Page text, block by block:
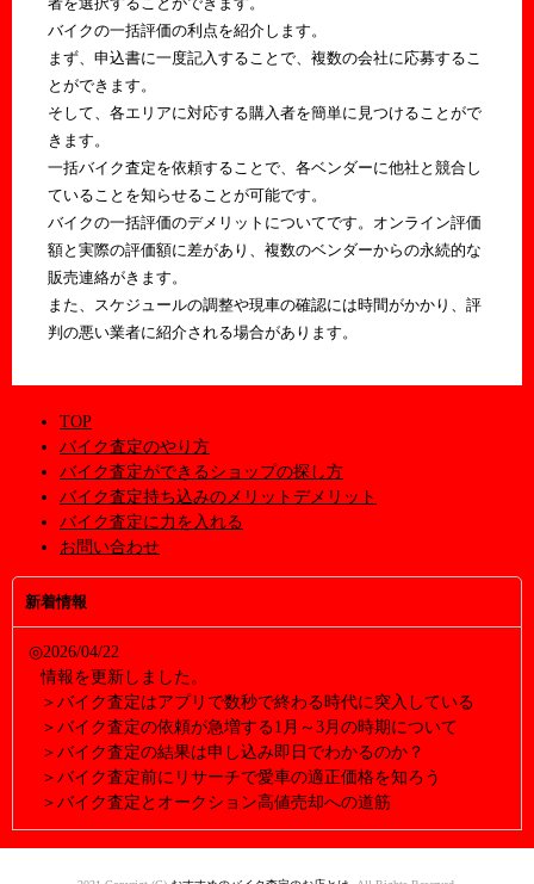
バイクの一括評価の利点を紹介します。
まず、申込書に一度記入することで、複数の会社に応募するこ
とができます。
そして、各エリアに対応する購入者を簡単に見つけることがで
きます。
一括バイク査定を依頼することで、各ベンダーに他社と競合し
ていることを知らせることが可能です。
バイクの一括評価のデメリットについてです。オンライン評価
額と実際の評価額に差があり、複数のベンダーからの永続的な
販売連絡がきます。
また、スケジュールの調整や現車の確認には時間がかかり、評
判の悪い業者に紹介される場合があります。
TOP
バイク査定のやり方
バイク査定ができるショップの探し方
バイク査定持ち込みのメリットデメリット
バイク査定に力を入れる
お問い合わせ
新着情報
◎2026/04/22
情報を更新しました。
＞バイク査定はアプリで数秒で終わる時代に突入している
＞バイク査定の依頼が急増する1月～3月の時期について
＞バイク査定の結果は申し込み即日でわかるのか？
＞バイク査定前にリサーチで愛車の適正価格を知ろう
＞バイク査定とオークション高値売却への道筋